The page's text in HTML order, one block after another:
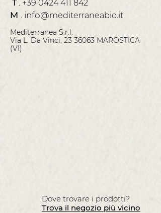
T . +39 0424 411 842
M . info@mediterraneabio.it
Mediterranea S.r.l.
Via L. Da Vinci, 23 36063 MAROSTICA
(VI)
Dove trovare i prodotti?
Trova il negozio più vicino